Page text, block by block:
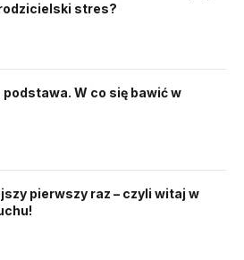
stres?
podstawa. W co się bawić w
pierwszy raz – czyli witaj w